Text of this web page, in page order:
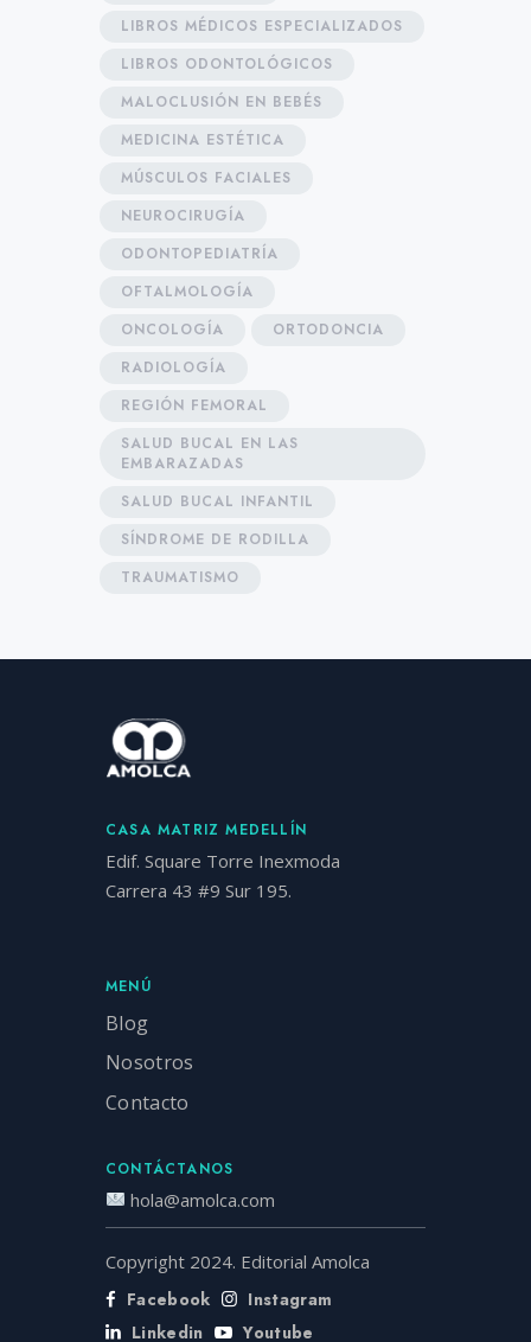
LIBROS MÉDICOS ESPECIALIZADOS
LIBROS ODONTOLÓGICOS
MALOCLUSIÓN EN BEBÉS
MEDICINA ESTÉTICA
MÚSCULOS FACIALES
NEUROCIRUGÍA
ODONTOPEDIATRÍA
OFTALMOLOGÍA
ONCOLOGÍA
ORTODONCIA
RADIOLOGÍA
REGIÓN FEMORAL
SALUD BUCAL EN LAS
EMBARAZADAS
SALUD BUCAL INFANTIL
SÍNDROME DE RODILLA
TRAUMATISMO
CASA MATRIZ MEDELLÍN
Edif. Square Torre Inexmoda
Carrera 43 #9 Sur 195.
MENÚ
Blog
Nosotros
Contacto
CONTÁCTANOS
hola@amolca.com
Copyright 2024. Editorial Amolca
Facebook
Instagram
Linkedin
Youtube